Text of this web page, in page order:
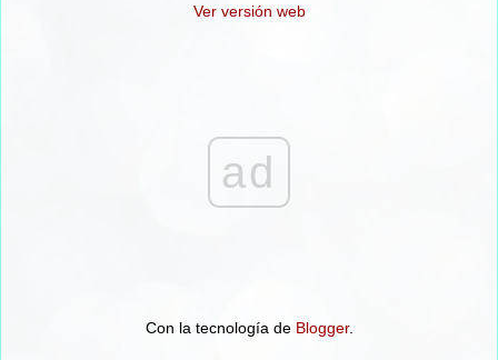
Ver versión web
ad
Con la tecnología de Blogger.